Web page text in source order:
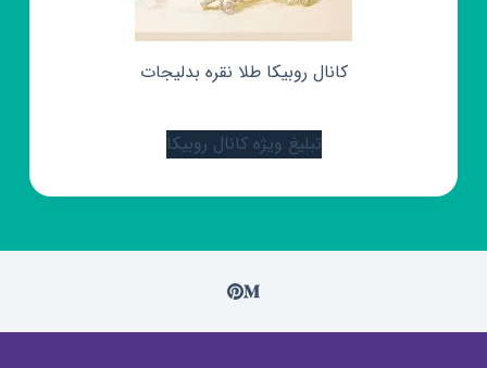
کانال روبیکا طلا نقره بدلیجات
تبلیغ ویژه کانال روبیکا